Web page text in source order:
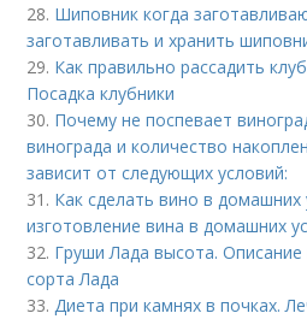
28. Шиповник когда
заготавливать и хранить
29. Как правильно рассадить
Посадка клубники
30. Почему не поспевает
винограда и количество
зависит от следующих условий:
31. Как сделать вино в домашних
изготовление вина в домашних
32. Груши Лада высота. Описание
сорта Лада
33.Диета при камнях в почках.